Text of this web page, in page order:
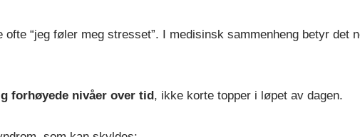
“jeg føler meg stresset”. I medisinsk sammenheng betyr det
forhøyede nivåer over tid, ikke korte topper i løpet av dagen.